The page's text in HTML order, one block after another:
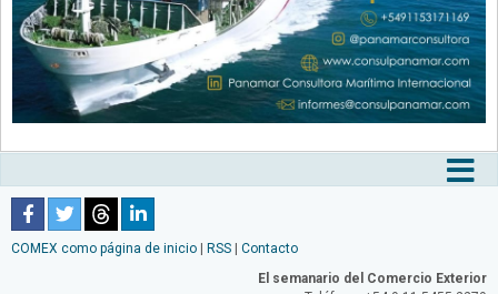
COMEX como página de inicio | RSS | Contacto
El semanario del Comercio Exterior